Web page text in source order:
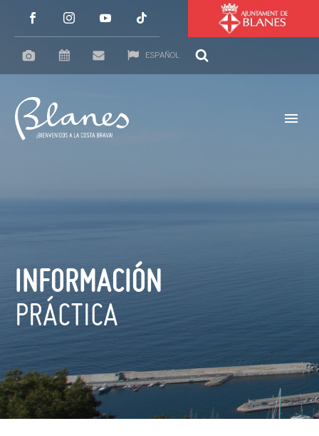
ESPAÑOL
INFORMACIÓN
PRÁCTICA